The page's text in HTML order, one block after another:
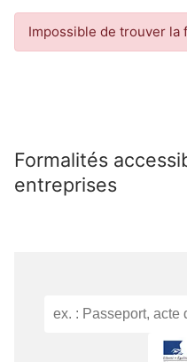
Impossible de trouver la
Formalités
entreprises